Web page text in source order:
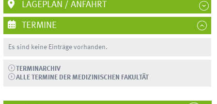
LAGEPLAN / ANFAHRT
TERMINE
Es sind keine Einträge vorhanden.
TERMINARCHIV
ALLE TERMINE DER MEDIZINISCHEN FAKULTÄT